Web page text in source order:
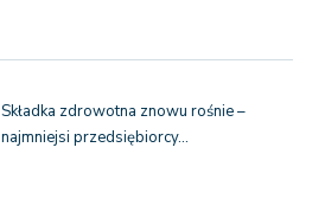
Składka zdrowotna znowu rośnie –
najmniejsi przedsiębiorcy…